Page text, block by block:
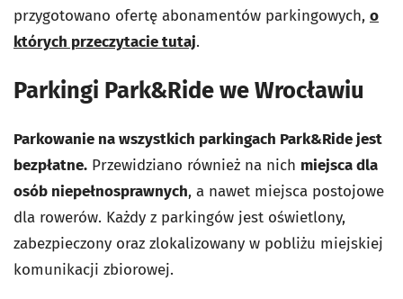
przygotowano ofertę abonamentów parkingowych, o
których przeczytacie tutaj.
Parkingi Park&Ride we Wrocławiu
Parkowanie na wszystkich parkingach Park&Ride jest
bezpłatne. Przewidziano również na nich miejsca dla
osób niepełnosprawnych, a nawet miejsca postojowe
dla rowerów. Każdy z parkingów jest oświetlony,
zabezpieczony oraz zlokalizowany w pobliżu miejskiej
komunikacji zbiorowej.